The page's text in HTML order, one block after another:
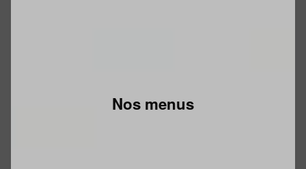
Nos menus